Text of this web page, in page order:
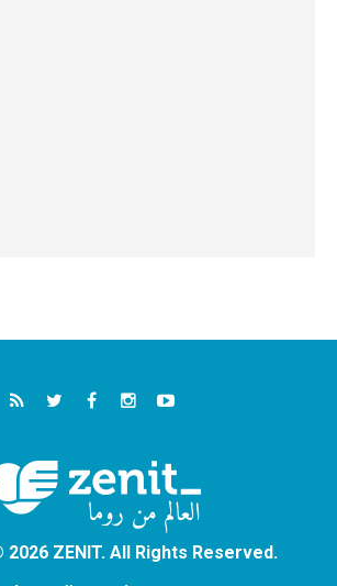
ZENIT. All Rights Reserved.